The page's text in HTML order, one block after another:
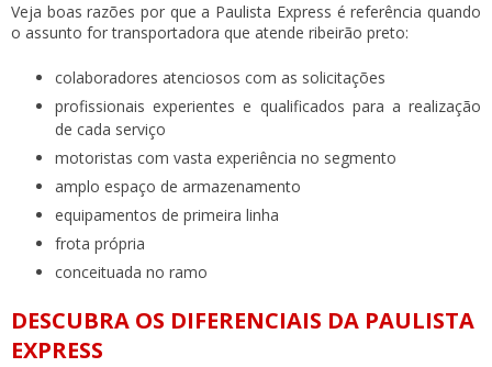
Veja boas razões por que a Paulista Express é referência quando
o assunto fortransportadora que atende ribeirão preto:
colaboradores atenciosos com as solicitações
profissionais experientes e qualificados para a realização
de cada serviço
motoristas com vasta experiência no segmento
amplo espaço de armazenamento
equipamentos de primeira linha
frota própria
conceituada no ramo
DESCUBRA OS DIFERENCIAIS DA PAULISTA
EXPRESS